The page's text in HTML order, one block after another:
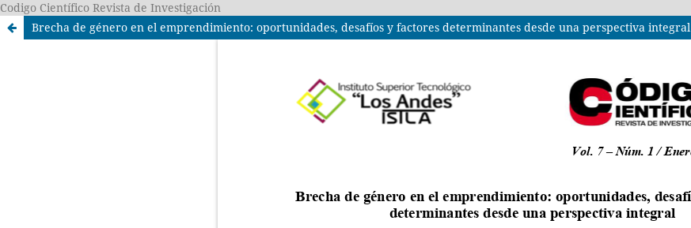
Codigo Científico Revista de Investigación
Brecha de género en el emprendimiento: oportunidades, desafíos y factores determinantes desde una perspectiva integral